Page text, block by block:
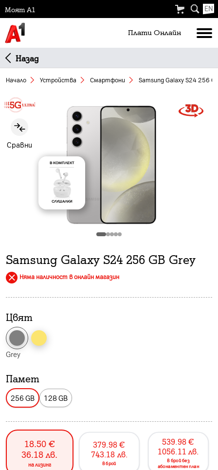
Моят А1 EN
Плати Oнлайн
Назад
Начало Устройства Смартфони Samsung Galaxy S24 256
Сравни
Slide 1 of 5
В КОМПЛЕКТ
СЛУШАЛКИ
Samsung Galaxy S24 256 GB Grey
Няма наличност в онлайн магазин
Цвят
Grey
Памет
256 GB 128 GB
18.50 €
36.18 лв.
на лизинг
379.98 €
743.18 лв.
в брой
539.98 €
1056.11 лв.
в брой без
абонаментен план